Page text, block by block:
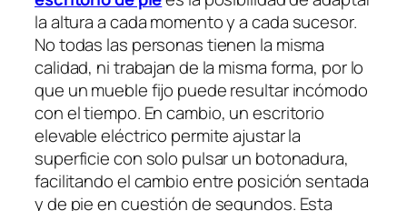
la altura a cada momento y a cada sucesor.
No todas las personas tienen la misma
calidad, ni trabajan de la misma forma, por lo
que un mueble fijo puede resultar incómodo
con el tiempo. En cambio, un escritorio
elevable eléctrico permite ajustar la
superficie con solo pulsar un botonadura,
facilitando el cambio entre posición sentada
y de pie en cuestión de segundos. Esta